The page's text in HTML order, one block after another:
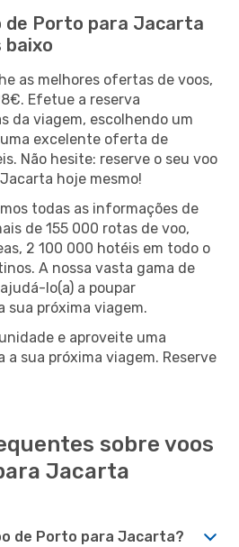
de Porto para Jacarta
baixo
as melhores ofertas de voos,
Efetue a reserva
da viagem, escolhendo um
excelente oferta de
Não hesite: reserve o seu voo
hoje mesmo!
todas as informações de
de 155 000 rotas de voo,
2 100 000 hotéis em todo o
A nossa vasta gama de
lo(a) a poupar
próxima viagem.
e aproveite uma
sua próxima viagem. Reserve
sobre voos
Jacarta
de Porto para Jacarta?